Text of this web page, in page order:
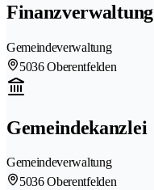
Finanzverwaltung
Gemeindeverwaltung
5036 Oberentfelden
Gemeindekanzlei
Gemeindeverwaltung
5036 Oberentfelden